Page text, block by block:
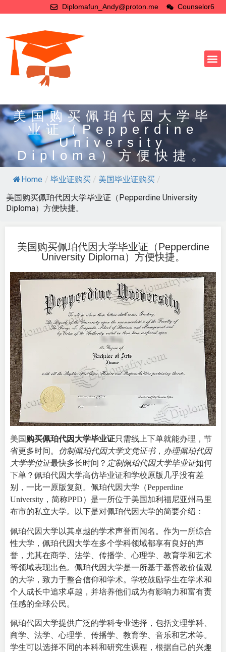
Diplomafun_Andy@proton.me Counselor6
美国购买佩珀代因大学毕
业证（Pepperdine
University
Diploma）方便快捷。
Home / 毕业证购买 / 美国毕业证购买 /
美国购买佩珀代因大学毕业证（Pepperdine University
Diploma）方便快捷。
美国购买佩珀代因大学毕业证（Pepperdine
University Diploma）方便快捷。
美国 购买佩珀代因大学毕业证只需线上下单就能办理，节
省更多时间。 仿制佩珀代因大学文凭证书， 办理佩珀代因
大学学位证最快多长时间？ 定制佩珀代因大学毕业证如何
下单？佩珀代因大学高仿毕业证和学校原版几乎没有差
别，一比一原版复刻。佩珀代因大学（Pepperdine
University ，简称PPD）是一所位于美国加利福尼亚州马里
布市的私立大学。以下是对佩珀代因大学的简要介绍：
佩珀代因大学以其卓越的学术声誉而闻名。作为一所综合
性大学，佩珀代因大学在多个学科领域都享有良好的声
誉，尤其在商学、法学、传播学、心理学、教育学和艺术
等领域表现出色。佩珀代因大学是一所基于基督教价值观
的大学，致力于整合信仰和学术。学校鼓励学生在学术和
个人成长中追求卓越，并培养他们成为有影响力和富有责
任感的全球公民。
佩珀代因大学提供广泛的学科专业选择，包括文理学科、
商学、法学、心理学、传播学、教育学、音乐和艺术等。
学生可以选择不同的本科和研究生课程，根据自己的兴趣